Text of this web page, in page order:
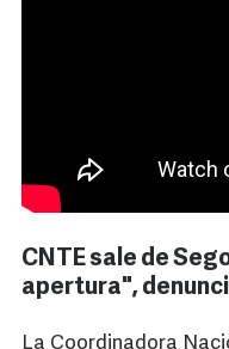
CNTE sale de
apertura",
La Coordinadora